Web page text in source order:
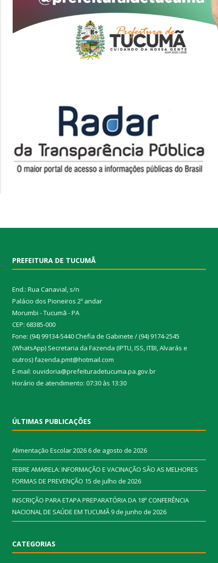
PREFEITURA DE TUCUMÃ
End.: Rua Canavial, s/n
Palácio dos Pioneiros 2º andar
Morumbi - Tucumã - PA
CEP: 68385-000
Fone: (94) 99134-5440 Chefia de Gabinete / (94) 9174-2545
(WhatsApp) Secretaria da Fazenda (IPTU, ISS, ITBI, Alvarás e
outros) fazenda.pmt@hotmail.com
E-mail: ouvidoria@prefeituradetucuma.pa.gov.br
Horário de atendimento: 07:30 às 13:30
ÚLTIMAS PUBLICAÇÕES
Alimentação Escolar 20266 de agosto de 2026
FEBRE AMARELA: INFORMAÇÃO E VACINAÇÃO SÃO AS MELHORES
FORMAS DE PREVENÇÃO 15 de julho de 2026
INSCRIÇÃO PARA ETAPA PREPARATÓRIA DA 18ª CONFERÊNCIA
NACIONAL DE SAÚDE EM TUCUMÃ9 de junho de 2026
CATEGORIAS